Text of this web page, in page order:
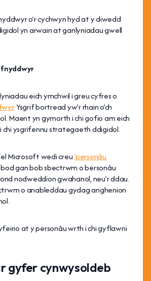
o’r cychwyn hyd at y diwedd
yn arwain at ganlyniadau gwell
eich ymchwil i greu cyfres o
. Ysgrif bortread yw’r rhain o’ch
Maent yn gymorth i chi gofio am eich
ysgrifennu strategaeth ddigidol.
Microsoft wedi creu‘personâu
gan bob sbectrwm o bersonâu
nodweddion gwahanol, neu’r ddau.
o anableddau gydag anghenion
at y personâu wrth i chi gyflawni
gyfer cynwysoldeb